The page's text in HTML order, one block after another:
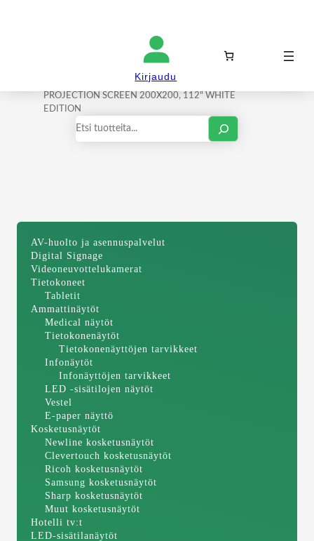
Kirjaudu
Valkokankaat/ M 1:1 MANUAL
PROJECTION SCREEN 200X200, 112" WHITE
EDITION
Haku
AV-huolto ja asennuspalvelut
Digital Signage
Videoneuvottelukamerat
Tietokoneet
Tabletit
Ammattinäytöt
Medical näytöt
Tietokonenäytöt
Tietokonenäyttöjen tarvikkeet
Infonäytöt
Infonäyttöjen tarvikkeet
LED -sisätilojen näytöt
Vestel
E-paper näyttö
Kosketusnäytöt
Newline kosketusnäytöt
Clevertouch kosketusnäytöt
Ricoh kosketusnäytöt
Samsung kosketusnäytöt
Sharp kosketusnäytöt
Muut kosketusnäytöt
Hotelli tv:t
LED-sisätilanäytöt